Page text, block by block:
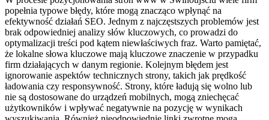
popełnia typowe błędy, które mogą znacząco wpłynąć na
efektywność działań SEO. Jednym z najczęstszych problemów jest
brak odpowiedniej analizy słów kluczowych, co prowadzi do
optymalizacji treści pod kątem niewłaściwych fraz. Warto pamiętać,
że lokalne słowa kluczowe mają kluczowe znaczenie w przypadku
firm działających w danym regionie. Kolejnym błędem jest
ignorowanie aspektów technicznych strony, takich jak prędkość
ładowania czy responsywność. Strony, które ładują się wolno lub
nie są dostosowane do urządzeń mobilnych, mogą zniechęcać
użytkowników i wpływać negatywnie na pozycję w wynikach